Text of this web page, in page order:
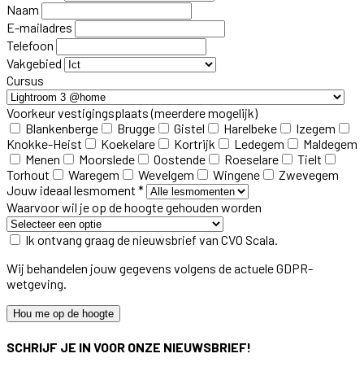
Naam
E-mailadres
Telefoon
Vakgebied
Cursus
Voorkeur vestigingsplaats(meerdere mogelijk)
Blankenberge
Brugge Gistel Harelbeke
Izegem
Knokke-Heist
Koekelare Kortrijk Ledegem
Maldegem
Menen
Moorslede Oostende Roeselare
Tielt
Torhout
Waregem Wevelgem Wingene
Zwevegem
Jouw ideaal lesmoment *
Waarvoor wil je op de hoogte gehouden worden
Ik ontvang graag de nieuwsbrief van CVO Scala.
Wij behandelen jouw gegevens volgens de actuele GDPR-
wetgeving.
Hou me op de hoogte
SCHRIJF JE IN VOOR ONZE NIEUWSBRIEF!